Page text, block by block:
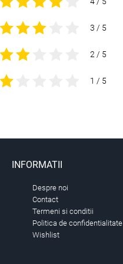
3 / 5
2 / 5
1 / 5
INFORMATII
Despre noi
Contact
Termeni si conditii
Politica de confidentialitate
Wishlist